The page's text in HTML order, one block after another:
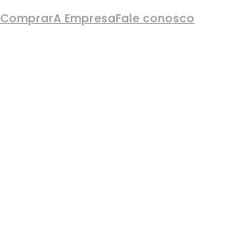
ComprarA EmpresaFale conosco